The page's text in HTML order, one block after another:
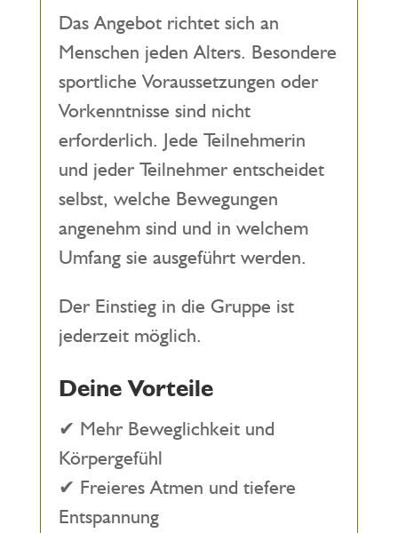
Das Angebot richtet sich an
Menschen jeden Alters. Besondere
sportliche Voraussetzungen oder
Vorkenntnisse sind nicht
erforderlich. Jede Teilnehmerin
und jeder Teilnehmer entscheidet
selbst, welche Bewegungen
angenehm sind und in welchem
Umfang sie ausgeführt werden.
Der Einstieg in die Gruppe ist
jederzeit möglich.
Deine Vorteile
✔ Mehr Beweglichkeit und
Körpergefühl
✔ Freieres Atmen und tiefere
Entspannung